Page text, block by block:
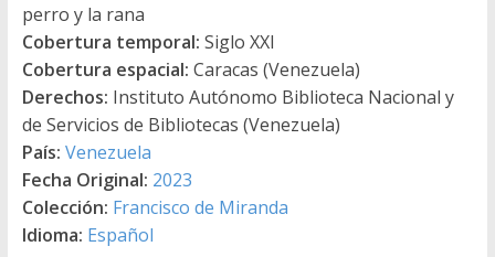
perro y la rana
Cobertura temporal: Siglo XXI
Cobertura espacial: Caracas (Venezuela)
Derechos: Instituto Autónomo Biblioteca Nacional y
de Servicios de Bibliotecas (Venezuela)
País: Venezuela
Fecha Original: 2023
Colección: Francisco de Miranda
Idioma: Español